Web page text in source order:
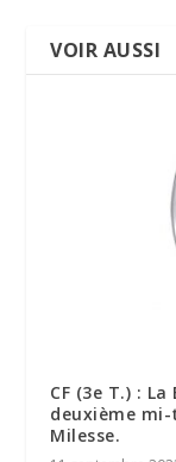
VOIR AUSSI
CF (3e T.) :
deuxième
Milesse.